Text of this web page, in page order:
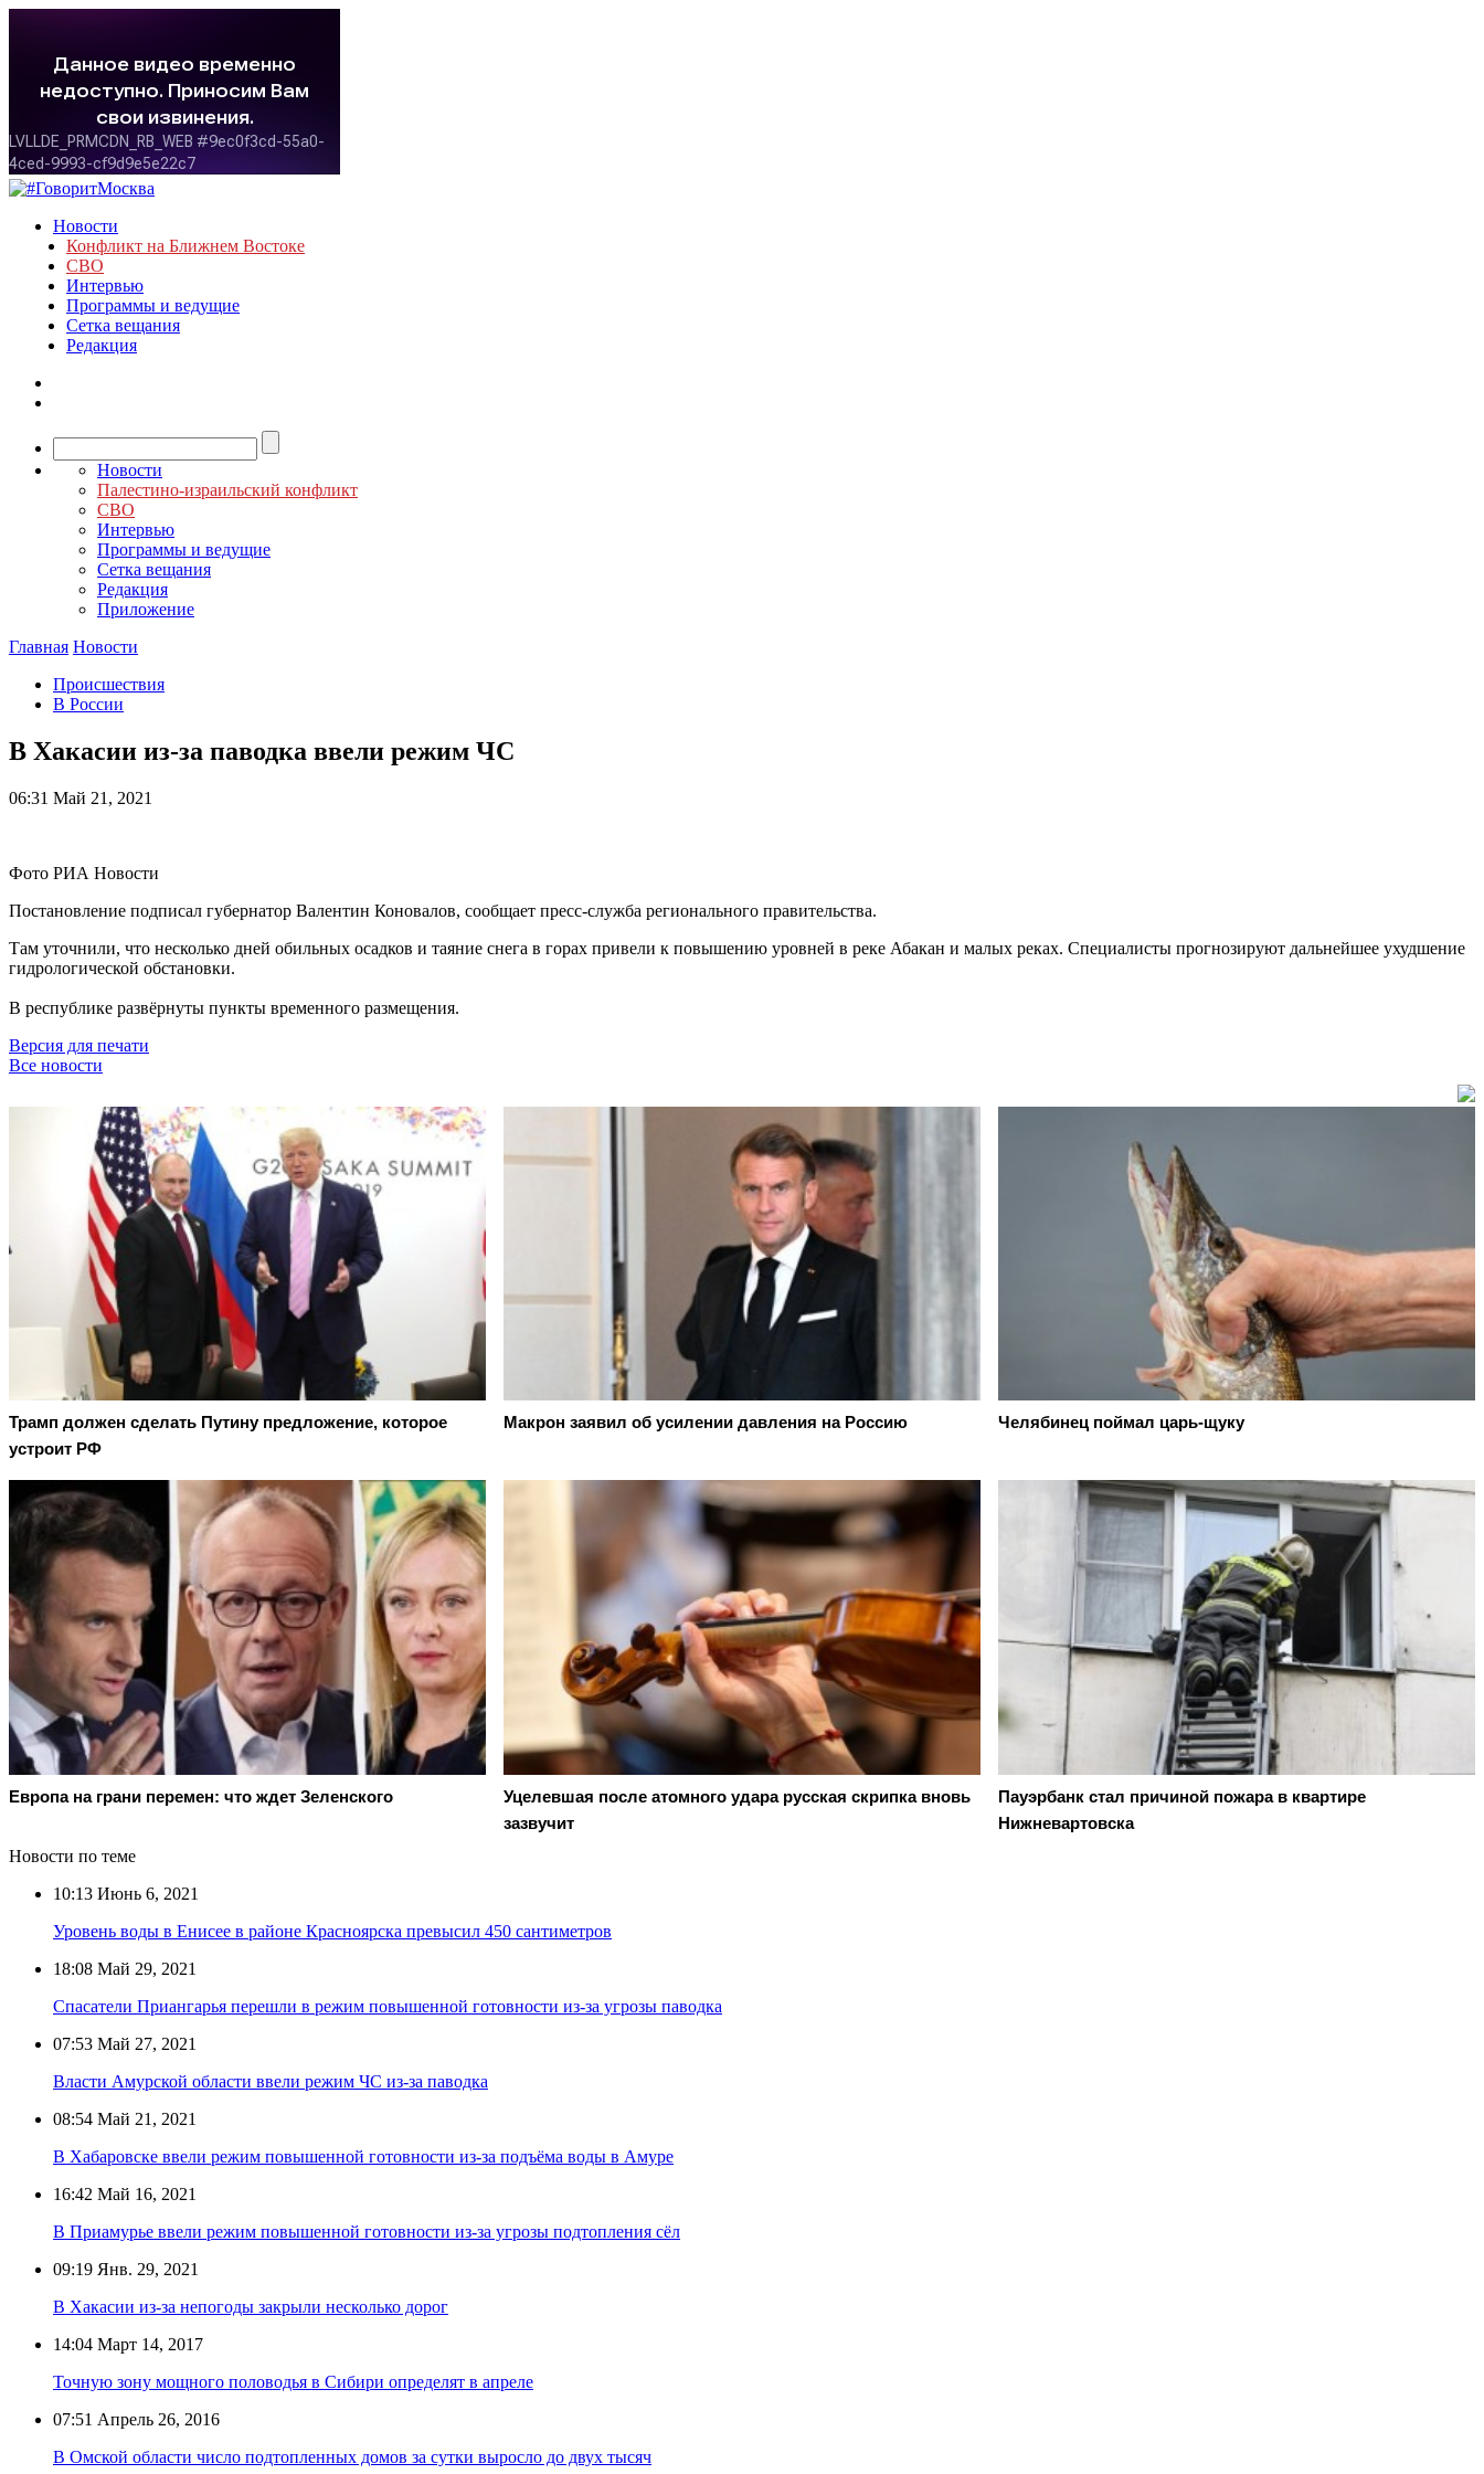
Новости
Конфликт на Ближнем Востоке
СВО
Интервью
Программы и ведущие
Сетка вещания
Редакция
Новости
Палестино-израильский конфликт
СВО
Интервью
Программы и ведущие
Сетка вещания
Редакция
Приложение
Главная Новости
Происшествия
В России
В Хакасии из-за паводка ввели режим ЧС
06:31 Май 21, 2021
Фото РИА Новости
Постановление подписал губернатор Валентин Коновалов, сообщает пресс-служба регионального правительства.
Там уточнили, что несколько дней обильных осадков и таяние снега в горах привели к повышению уровней в реке Абакан и малых реках. Специалисты прогнозируют дальнейшее ухудшение
гидрологической обстановки.
В республике развёрнуты пункты временного размещения.
Версия для печати
Все новости
Трамп должен сделать Путину предложение, которое
устроит РФ
Макрон заявил об усилении давления на Россию Челябинец поймал царь-щуку
Европа на грани перемен: что ждет Зеленского
Уцелевшая после атомного удара русская скрипка вновь
зазвучит
Пауэрбанк стал причиной пожара в квартире
Нижневартовска
Новости по теме
10:13 Июнь 6, 2021
Уровень воды в Енисее в районе Красноярска превысил 450 сантиметров
18:08 Май 29, 2021
Спасатели Приангарья перешли в режим повышенной готовности из-за угрозы паводка
07:53 Май 27, 2021
Власти Амурской области ввели режим ЧС из-за паводка
08:54 Май 21, 2021
В Хабаровске ввели режим повышенной готовности из-за подъёма воды в Амуре
16:42 Май 16, 2021
В Приамурье ввели режим повышенной готовности из-за угрозы подтопления сёл
09:19 Янв. 29, 2021
В Хакасии из-за непогоды закрыли несколько дорог
14:04 Март 14, 2017
Точную зону мощного половодья в Сибири определят в апреле
07:51 Апрель 26, 2016
В Омской области число подтопленных домов за сутки выросло до двух тысяч